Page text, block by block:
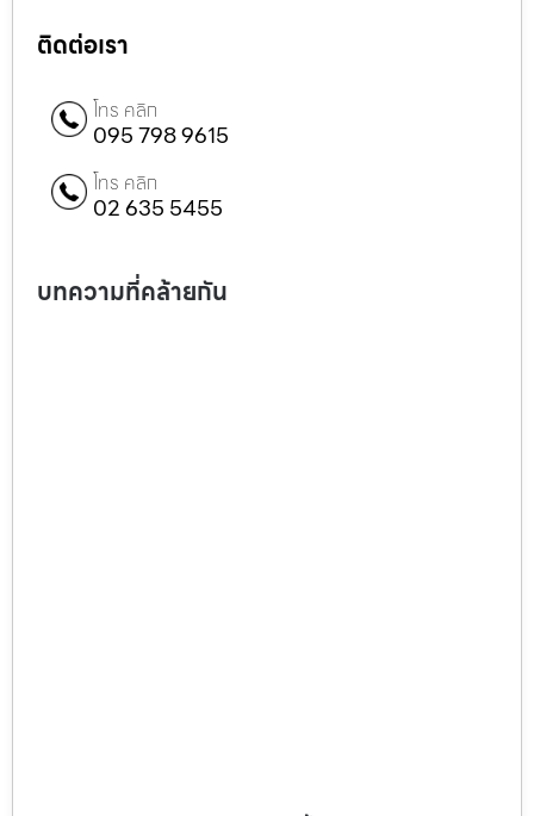
ติดต่อเรา
โทร คลิก
095 798 9615
โทร คลิก
02 635 5455
บทความที่คล้ายกัน